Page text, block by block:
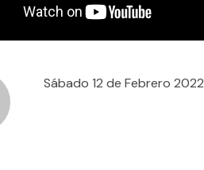
Sábado 12 de Febrero 2022